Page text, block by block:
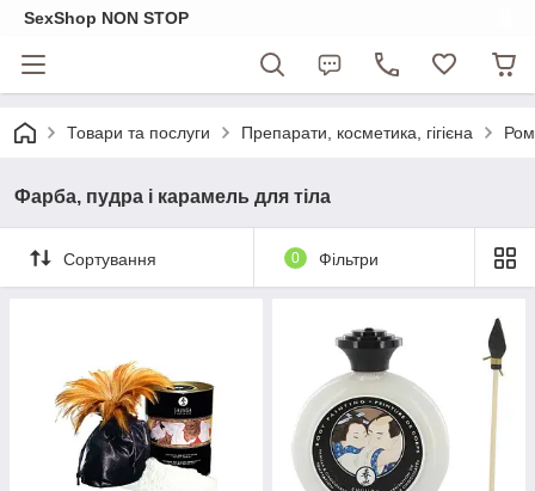
SexShop NON STOP
Товари та послуги Препарати, косметика, гігієна
Фарба, пудра і карамель для тіла
Сортування 0 Фільтри